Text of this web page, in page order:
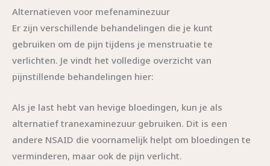
Alternatieven voor mefenaminezuur
Er zijn verschillende behandelingen die je kunt
gebruiken om de pijn tijdens je menstruatie te
verlichten. Je vindt het volledige overzicht van
pijnstillende behandelingen hier:
Als je last hebt van hevige bloedingen, kun je als
alternatief tranexaminezuur gebruiken. Dit is een
andere NSAID die voornamelijk helpt om bloedingen te
verminderen, maar ook de pijn verlicht.